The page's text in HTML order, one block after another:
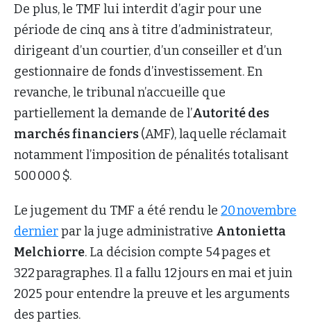
De plus, le TMF lui interdit d’agir pour une
période de cinq ans à titre d’administrateur,
dirigeant d’un courtier, d’un conseiller et d’un
gestionnaire de fonds d’investissement. En
revanche, le tribunal n’accueille que
partiellement la demande de l’Autorité des
marchés financiers(AMF), laquelle réclamait
notamment l’imposition de pénalités totalisant
500 000 $.
Le jugement du TMF a été rendu le 20 novembre
dernierpar la juge administrative Antonietta
Melchiorre. La décision compte 54 pages et
322 paragraphes. Il a fallu 12 jours en mai et juin
2025 pour entendre la preuve et les arguments
des parties.